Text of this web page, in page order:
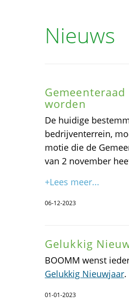
Nieuws
worden
De huidige
bedrijventerrein,
motie die de
van 2 november
+Lees meer...
06-12-2023
Gelukkig
BOOMM wenst
Gelukkig Nieuwjaar.
01-01-2023